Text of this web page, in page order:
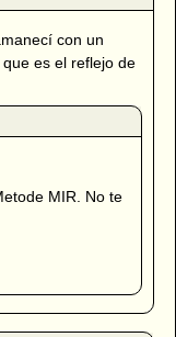
con un
es el reflejo de
MIR. No te